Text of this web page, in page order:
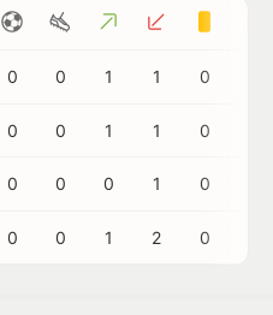
0 0 1 1 0
0 0 1 1 0
0 0 0 1 0
0 0 1 2 0